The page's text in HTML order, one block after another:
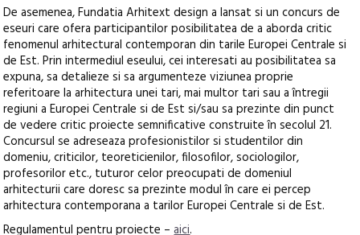
De asemenea, Fundatia Arhitext design a lansat si un concurs de
eseuri care ofera participantilor posibilitatea de a aborda critic
fenomenul arhitectural contemporan din tarile Europei Centrale si
de Est. Prin intermediul eseului, cei interesati au posibilitatea sa
expuna, sa detalieze si sa argumenteze viziunea proprie
referitoare la arhitectura unei tari, mai multor tari sau a întregii
regiuni a Europei Centrale si de Est si/sau sa prezinte din punct
de vedere critic proiecte semnificative construite în secolul 21.
Concursul se adreseaza profesionistilor si studentilor din
domeniu, criticilor, teoreticienilor, filosofilor, sociologilor,
profesorilor etc., tuturor celor preocupati de domeniul
arhitecturii care doresc sa prezinte modul în care ei percep
arhitectura contemporana a tarilor Europei Centrale si de Est.
Regulamentul pentru proiecte –aici.